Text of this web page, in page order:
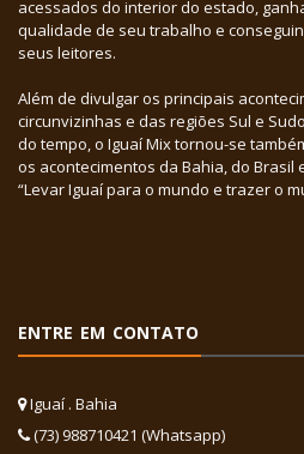
acessados do interior do estado,
qualidade de seu trabalho e
seus leitores.
Além de divulgar os principais
circunvizinhas e das regiões Sul e
do tempo, o Iguaí Mix tornou-se
os acontecimentos da Bahia, do Brasil
“Levar Iguaí para o mundo e trazer o
ENTRE EM CONTATO
Iguaí . Bahia
(73) 988710421 (Whatsapp)